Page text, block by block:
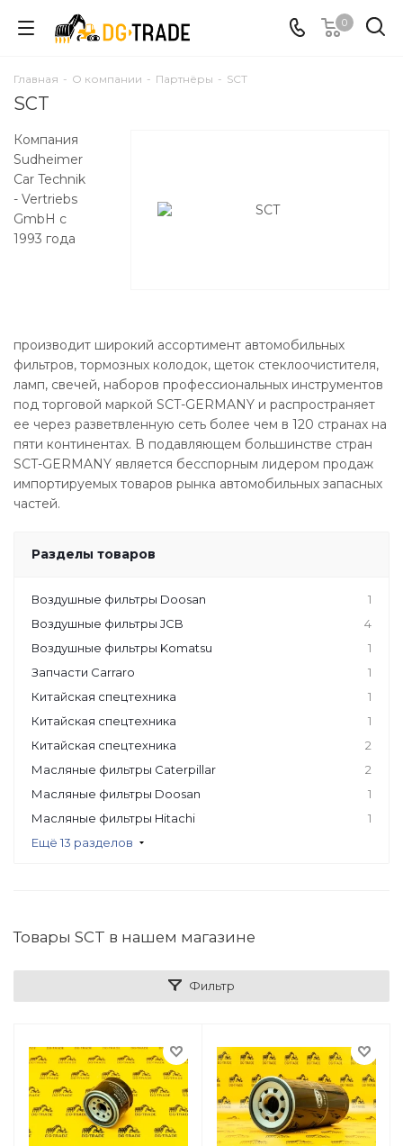
0
Главная - О компании - Партнёры - SCT
SCT
Компания
Sudheimer
Car Technik
- Vertriebs
GmbH с
1993 года
производит широкий ассортимент автомобильных
фильтров, тормозных колодок, щеток стеклоочистителя,
ламп, свечей, наборов профессиональных инструментов
под торговой маркой SCT-GERMANY и распространяет
ее через разветвленную сеть более чем в 120 странах на
пяти континентах. В подавляющем большинстве стран
SCT-GERMANY является бесспорным лидером продаж
импортируемых товаров рынка автомобильных запасных
частей.
Разделы товаров
Воздушные фильтры Doosan
1
Воздушные фильтры JCB
4
Воздушные фильтры Komatsu
1
Запчасти Carraro
1
Китайская спецтехника
1
Китайская спецтехника
1
Китайская спецтехника
2
Масляные фильтры Caterpillar
2
Масляные фильтры Doosan
1
Масляные фильтры Hitachi
1
Ещё 13 разделов
Товары SCT в нашем магазине
Фильтр